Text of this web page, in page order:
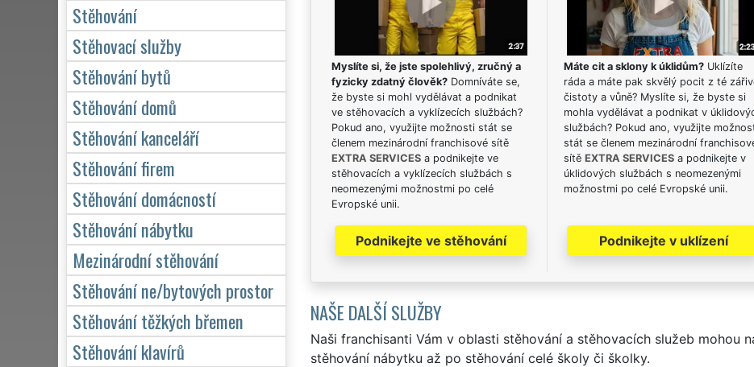
Myslíte si, že jste spolehlivý, zručný a
fyzicky zdatný člověk?Domníváte se,
že byste si mohl vydělávat a podnikat
ve stěhovacích a vyklízecích službách?
Pokud ano, využijte možnosti stát se
členem mezinárodní franchisové sítě
EXTRA SERVICESa podnikejte ve
stěhovacích a vyklízecích službách s
neomezenými možnostmi po celé
Evropské unii.
Podnikejte ve stěhování
Máte cit a sklony k úklidům?Uklízíte
ráda a máte pak skvělý pocit z té
čistoty a vůně? Myslíte si, že byste si
mohla vydělávat a podnikat v
službách? Pokud ano, využijte
stát se členem mezinárodní
sítě EXTRA SERVICESa podnikejte v
úklidových službách s neomezenými
možnostmi po celé Evropské unii.
Podnikejte v uklízení
NAŠE DALŠÍ SLUŽBY
Naši franchisanti Vám v oblasti stěhování a stěhovacích služeb mohou
stěhování nábytku až po stěhování celé školy či školky.
Stěhování
Stěhovací služby
Stěhování bytů
Stěhování domů
Stěhování kanceláří
Stěhování firem
Stěhování domácností
Stěhování nábytku
Mezinárodní stěhování
Stěhování ne/bytových prostor
Stěhování těžkých břemen
Stěhování klavírů